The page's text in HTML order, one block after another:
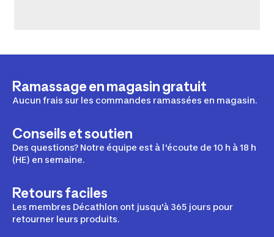
Ramassage en magasin gratuit
Aucun frais sur les commandes ramassées en magasin.
Conseils et soutien
Des questions? Notre équipe est à l'écoute de 10 h à 18 h
(HE) en semaine.
Retours faciles
Les membres Décathlon ont jusqu'à 365 jours pour
retourner leurs produits.